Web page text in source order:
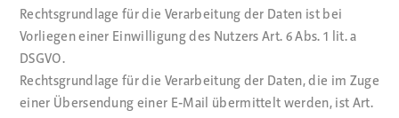
Rechtsgrundlage für die Verarbeitung der Daten ist bei
Vorliegen einer Einwilligung des Nutzers Art. 6 Abs. 1 lit. a
DSGVO.
Rechtsgrundlage für die Verarbeitung der Daten, die im Zuge
einer Übersendung einer E-Mail übermittelt werden, ist Art.